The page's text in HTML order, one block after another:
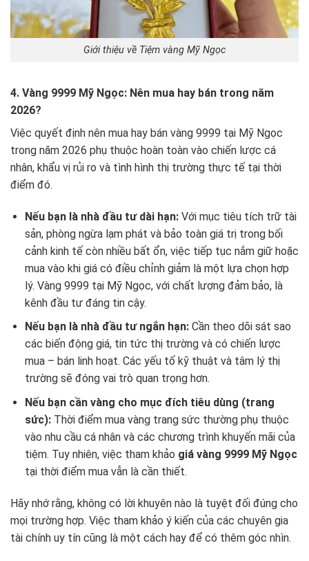
Giới thiệu về Tiệm vàng Mỹ Ngọc
4. Vàng 9999 Mỹ Ngọc: Nên mua hay bán trong năm
2026?
Việc quyết định nên mua hay bán vàng 9999 tại Mỹ Ngọc
trong năm 2026 phụ thuộc hoàn toàn vào chiến lược cá
nhân, khẩu vị rủi ro và tình hình thị trường thực tế tại thời
điểm đó.
Nếu bạn là nhà đầu tư dài hạn:Với mục tiêu tích trữ tài
sản, phòng ngừa lạm phát và bảo toàn giá trị trong bối
cảnh kinh tế còn nhiều bất ổn, việc tiếp tục nắm giữ hoặc
mua vào khi giá có điều chỉnh giảm là một lựa chọn hợp
lý. Vàng 9999 tại Mỹ Ngọc, với chất lượng đảm bảo, là
kênh đầu tư đáng tin cậy.
Nếu bạn là nhà đầu tư ngắn hạn:Cần theo dõi sát sao
các biến động giá, tin tức thị trường và có chiến lược
mua – bán linh hoạt. Các yếu tố kỹ thuật và tâm lý thị
trường sẽ đóng vai trò quan trọng hơn.
Nếu bạn cần vàng cho mục đích tiêu dùng (trang
sức):Thời điểm mua vàng trang sức thường phụ thuộc
vào nhu cầu cá nhân và các chương trình khuyến mãi của
tiệm. Tuy nhiên, việc tham khảo giá vàng 9999 Mỹ Ngọc
tại thời điểm mua vẫn là cần thiết.
Hãy nhớ rằng, không có lời khuyên nào là tuyệt đối đúng cho
mọi trường hợp. Việc tham khảo ý kiến của các chuyên gia
tài chính uy tín cũng là một cách hay để có thêm góc nhìn.